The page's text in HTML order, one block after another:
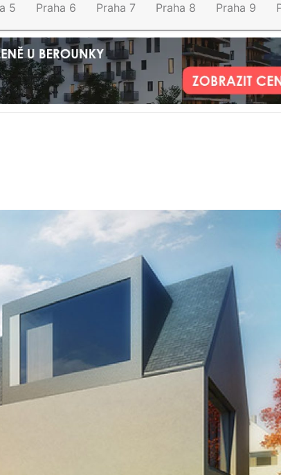
5 Praha 6 Praha 7 Praha 8 Praha 9